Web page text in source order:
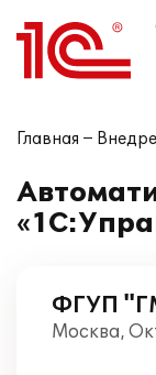
Главная
ФГУП
Москва,